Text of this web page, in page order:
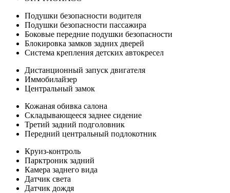
Подушки безопасности водителя
Подушки безопасности пассажира
Боковые передние подушки безопасности
Блокировка замков задних дверей
Система крепления детских автокресел
Дистанционный запуск двигателя
Иммобилайзер
Центральный замок
Кожаная обивка салона
Складывающееся заднее сидение
Третий задний подголовник
Передний центральный подлокотник
Круиз-контроль
Парктроник задний
Камера заднего вида
Датчик света
Датчик дождя